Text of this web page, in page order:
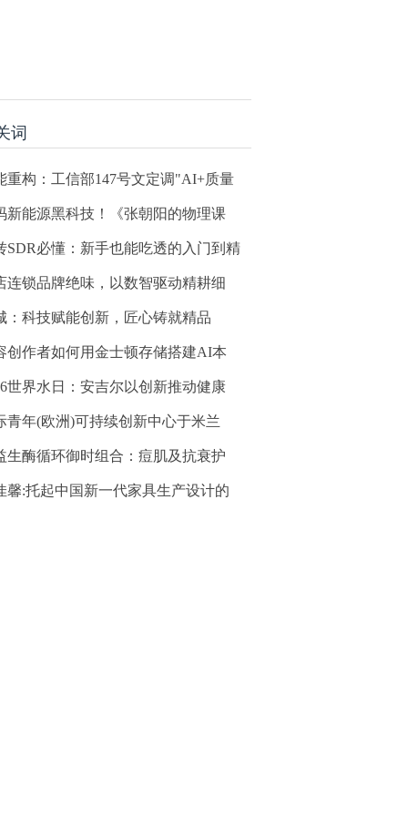
词
重构：工信部147号文定调"AI+质量
新能源黑科技！《张朝阳的物理课
SDR必懂：新手也能吃透的入门到精
连锁品牌绝味，以数智驱动精耕细
：科技赋能创新，匠心铸就精品
创作者如何用金士顿存储搭建AI本
世界水日：安吉尔以创新推动健康
青年(欧洲)可持续创新中心于米兰
生酶循环御时组合：痘肌及抗衰护
馨:托起中国新一代家具生产设计的